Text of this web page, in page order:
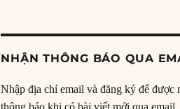
NHẬN THÔNG BÁO QUA
Nhập địa chỉ email và đăng ký để được